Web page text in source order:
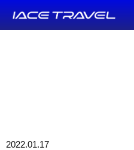
2022.01.17